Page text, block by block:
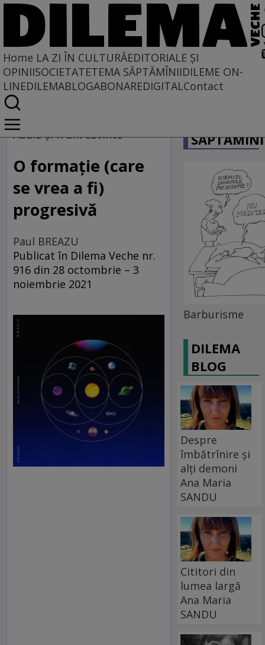
Home LA ZI ÎN CULTURĂEDITORIALE ȘI
OPINIISOCIETATETEMA SĂPTĂMÎNIIDILEME ON-
LINEDILEMABLOGABONAREDIGITALContact
Home
La zi în cultură
MUZICĂ
Audio şi n-am cuvinte
O formație (care
se vrea a fi)
progresivă
Paul BREAZU
Publicat în Dilema Veche nr.
916 din 28 octombrie – 3
noiembrie 2021
Barburisme
DILEMA
BLOG
Despre
îmbătrînire și
alți demoni
Ana Maria
SANDU
Cititori din
lumea largă
Ana Maria
SANDU